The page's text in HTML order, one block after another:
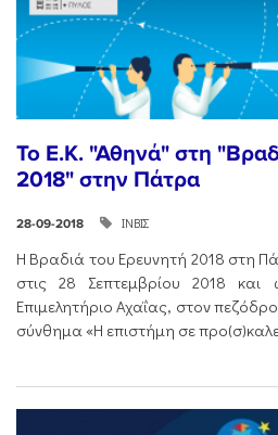
Το Ε.Κ. "Αθηνά" στη
2018" στην Πάτρα
28-09-2018 ΙΝΒΙΣ
Η Βραδιά του Ερευνητή 2018 στη
στις 28 Σεπτεμβρίου 2018
Επιμελητήριο Αχαΐας, στον
σύνθημα «Η επιστήμη σε